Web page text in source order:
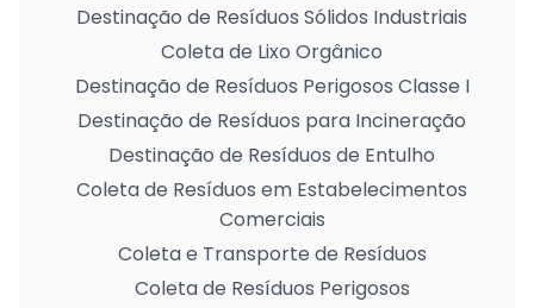
Destinação de Resíduos Sólidos Industriais
Coleta de Lixo Orgânico
Destinação de Resíduos Perigosos Classe I
Destinação de Resíduos para Incineração
Destinação de Resíduos de Entulho
Coleta de Resíduos em Estabelecimentos
Comerciais
Coleta e Transporte de Resíduos
Coleta de Resíduos Perigosos